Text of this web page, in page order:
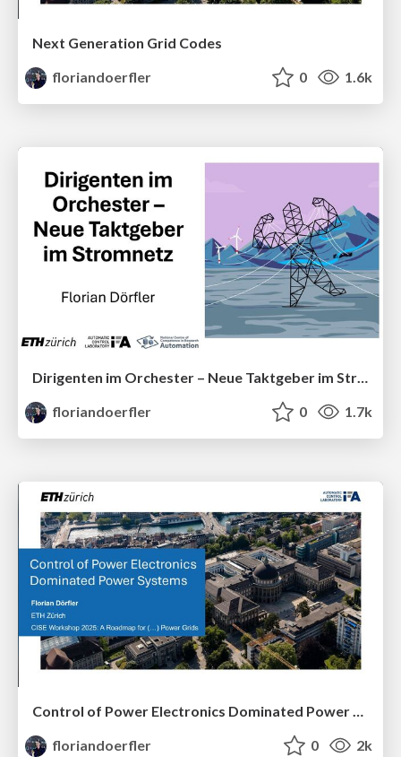
Next Generation Grid Codes
floriandoerfler
0 1.6k
Dirigenten im Orchester – Neue Taktgeber im Stromnetz
floriandoerfler
0 1.7k
Control of Power Electronics Dominated Power Systems
floriandoerfler
0 2k